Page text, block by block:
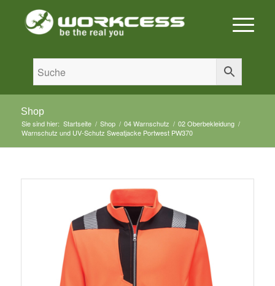
Shop
Sie sind hier: Startseite / Shop / 04 Warnschutz / 02 Oberbekleidung /
Warnschutz und UV-Schutz Sweatjacke Portwest PW370